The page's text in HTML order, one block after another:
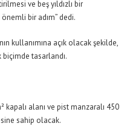
ve beş yıldızlı bir
bir adım” dedi.
kullanımına açık olacak şekilde,
tasarlandı.
kapalı alanı ve pist manzaralı 450
sahip olacak.